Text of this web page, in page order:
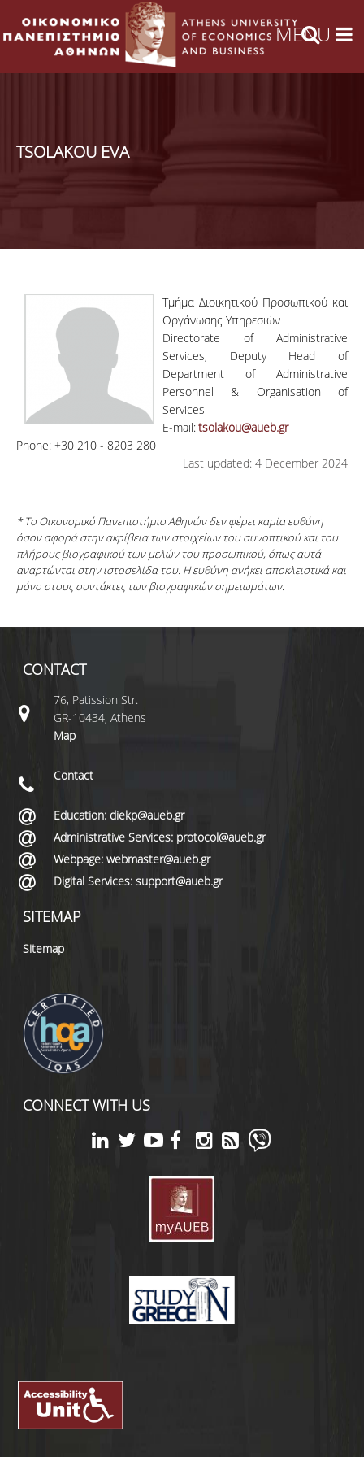
TSOLAKOU EVA
Τμήμα Διοικητικού Προσωπικού και
Οργάνωσης Υπηρεσιών
Directorate of Administrative
Services, Deputy Head of
Department of Administrative
Personnel & Organisation of
Services
E-mail:tsolakou@aueb.gr
Phone: +30 210 - 8203 280
Last updated: 4 December 2024
* Το Οικονομικό Πανεπιστήμιο Αθηνών δεν φέρει καμία ευθύνη
όσον αφορά στην ακρίβεια των στοιχείων του συνοπτικού και του
πλήρους βιογραφικού των μελών του προσωπικού, όπως αυτά
αναρτώνται στην ιστοσελίδα του. Η ευθύνη ανήκει αποκλειστικά και
μόνο στους συντάκτες των βιογραφικών σημειωμάτων.
CONTACT
76, Patission Str.
GR-10434, Athens
Map
Contact
Education: diekp@aueb.gr
Administrative Services: protocol@aueb.gr
Webpage: webmaster@aueb.gr
Digital Services: support@aueb.gr
SITEMAP
Sitemap
CONNECT WITH US